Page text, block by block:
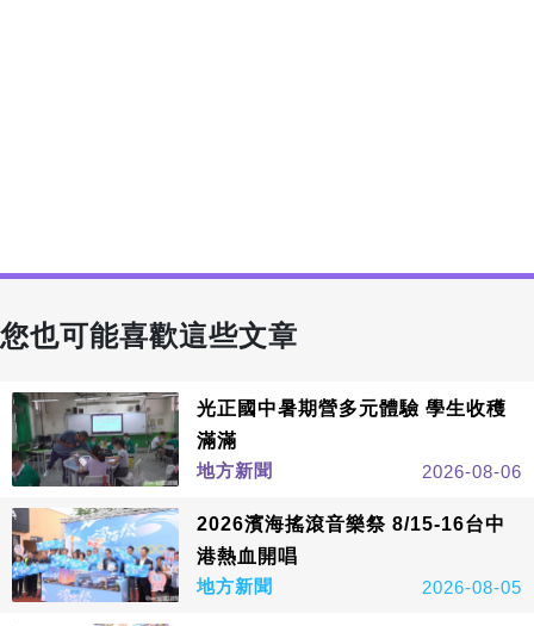
您也可能喜歡這些文章
光正國中暑期營多元體驗 學生收穫
滿滿
地方新聞
2026-08-06
2026濱海搖滾音樂祭 8/15-16台中
港熱血開唱
地方新聞
2026-08-05